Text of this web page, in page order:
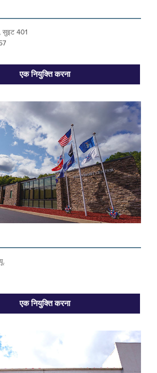
401
एक नियुक्ति करना
एक नियुक्ति करना